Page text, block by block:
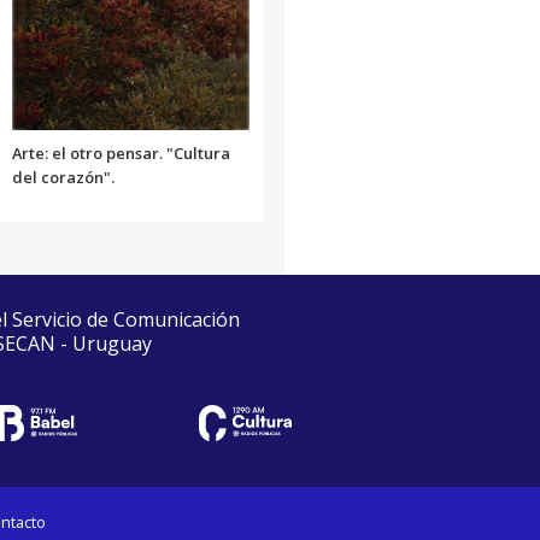
Arte: el otro pensar. "Cultura
del corazón".
de Comunicación
- Uruguay